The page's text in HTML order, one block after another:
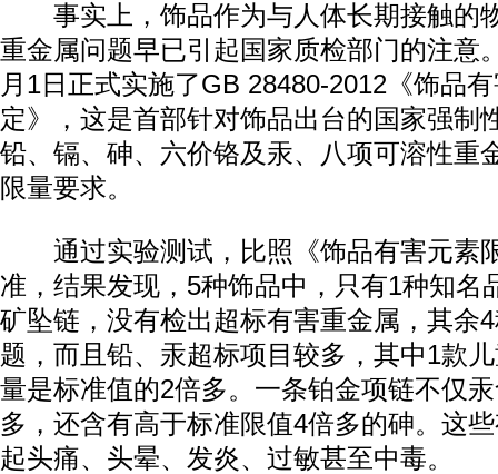
事实上，饰品作为与人体长期接触的
重金属问题早已引起国家质检部门的注意
月1日正式实施了GB 28480-2012《饰品
定》，这是首部针对饰品出台的国家强制
铅、镉、砷、六价铬及汞、八项可溶性重
限量要求。
通过实验测试，比照《饰品有害元素
准，结果发现，5种饰品中，只有1种知名
矿坠链，没有检出超标有害重金属，其余
题，而且铅、汞超标项目较多，其中1款
量是标准值的2倍多。一条铂金项链不仅
多，还含有高于标准限值4倍多的砷。这
起头痛、头晕、发炎、过敏甚至中毒。